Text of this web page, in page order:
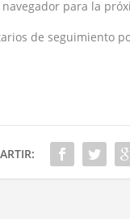
para la
de seguimiento